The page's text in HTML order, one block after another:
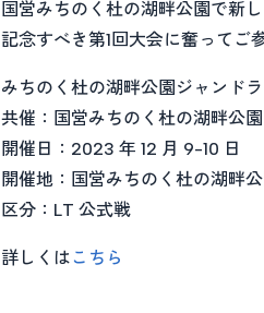
国営みちのく杜の湖畔公園で新
記念すべき第1回大会に奮ってご
みちのく杜の湖畔公園ジャンド
共催：国営みちのく杜の湖畔公
開催日：2023 年 12 月 9-10 日
開催地：国営みちのく杜の湖畔
区分：LT 公式戦
詳しくは こちら